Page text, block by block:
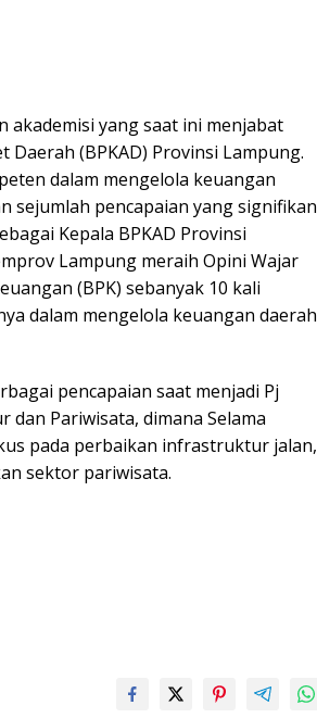
akademisi yang saat ini menjabat
Daerah (BPKAD) Provinsi Lampung.
dalam mengelola keuangan
sejumlah pencapaian yang signifikan
Kepala BPKAD Provinsi
Lampung meraih Opini Wajar
(BPK) sebanyak 10 kali
dalam mengelola keuangan daerah
pencapaian saat menjadi Pj
Pariwisata, dimana Selama
pada perbaikan infrastruktur jalan,
sektor pariwisata.